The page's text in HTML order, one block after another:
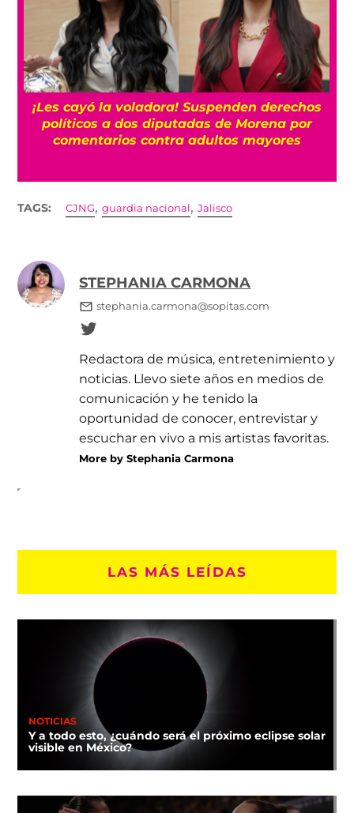
derechos
de Morena por
mayores
“Es horrible”: El cáncer
Biden se ha extendido,
TAGS: CJNG,guardia nacional ,Jalisco
STEPHANIA CARMONA
stephania.carmona@sopitas.com
Redactora de música, entretenimiento y
noticias. Llevo siete años en medios de
comunicación y he tenido la
oportunidad de conocer, entrevistar y
escuchar en vivo a mis artistas favoritas.
More by Stephania Carmona
LAS MÁS LEÍDAS
NOTICIAS
Y a todo esto, ¿cuándo será el próximo eclipse solar
visible en México?